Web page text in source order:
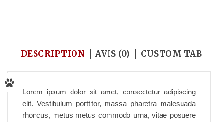
DESCRIPTION AVIS (0) CUSTOM TAB
Lorem ipsum dolor sit amet, consectetur adipiscing
elit. Vestibulum porttitor, massa pharetra malesuada
rhoncus, metus metus commodo urna, vitae posuere